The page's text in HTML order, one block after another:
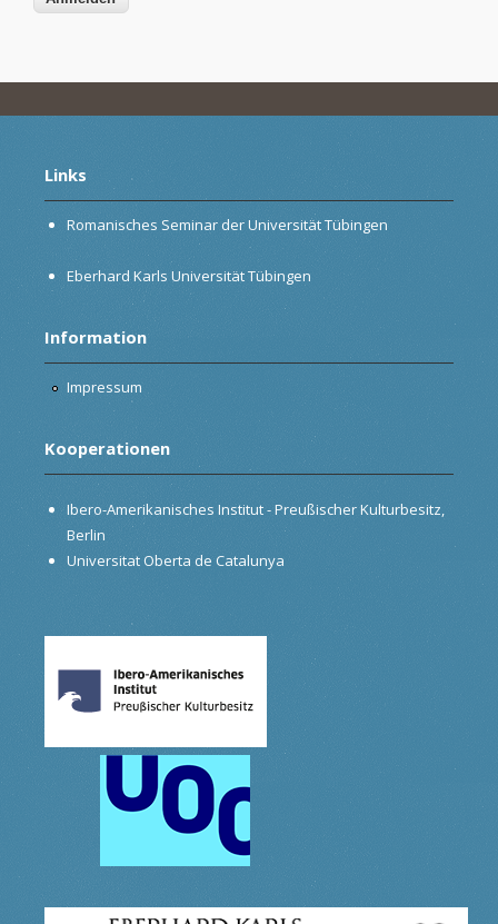
Links
Romanisches Seminar der Universität Tübingen
Eberhard Karls Universität Tübingen
Information
Impressum
Kooperationen
Ibero-Amerikanisches Institut - Preußischer Kulturbesitz,
Berlin
Universitat Oberta de Catalunya